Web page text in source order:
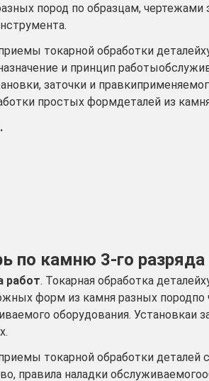
пород по образцам, чертежами
токарной обработки
и принцип
заточки и
простых формдеталей из
по камню 3-го разряда
работ. Токарная обработка
форм из камня разных породпо
оборудования. Установкаи
токарной обработки
правила наладки